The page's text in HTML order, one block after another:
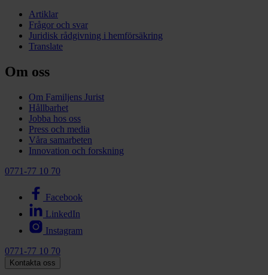
Artiklar
Frågor och svar
Juridisk rådgivning i hemförsäkring
Translate
Om oss
Om Familjens Jurist
Hållbarhet
Jobba hos oss
Press och media
Våra samarbeten
Innovation och forskning
0771-77 10 70
Facebook
LinkedIn
Instagram
0771-77 10 70
Kontakta oss